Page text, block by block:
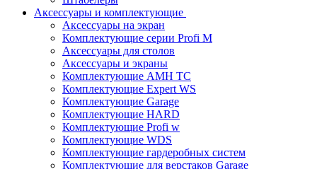
Аксессуары и комплектующие
Аксессуары на экран
Комплектующие серии Profi M
Аксессуары для столов
Аксессуары и экраны
Комплектующие AMH TC
Комплектующие Expert WS
Комплектующие Garage
Комплектующие HARD
Комплектующие Profi w
Комплектующие WDS
Комплектующие гардеробных систем
Комплектующие для верстаков Garage